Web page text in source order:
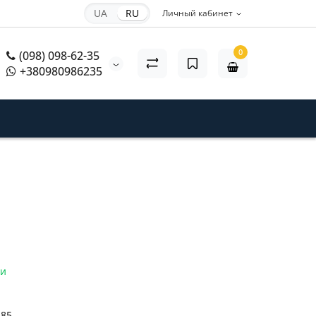
Личный кабинет
UA RU
(098) 098-62-35
+380980986235
0